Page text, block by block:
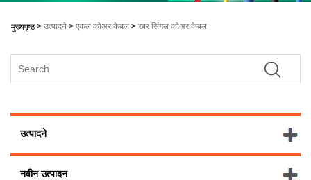
मुख्यपृष्ठ > उत्पादने > एकल कोअर केबल > रबर सिंगल कोअर केबल
उत्पादने
नवीन उत्पादन